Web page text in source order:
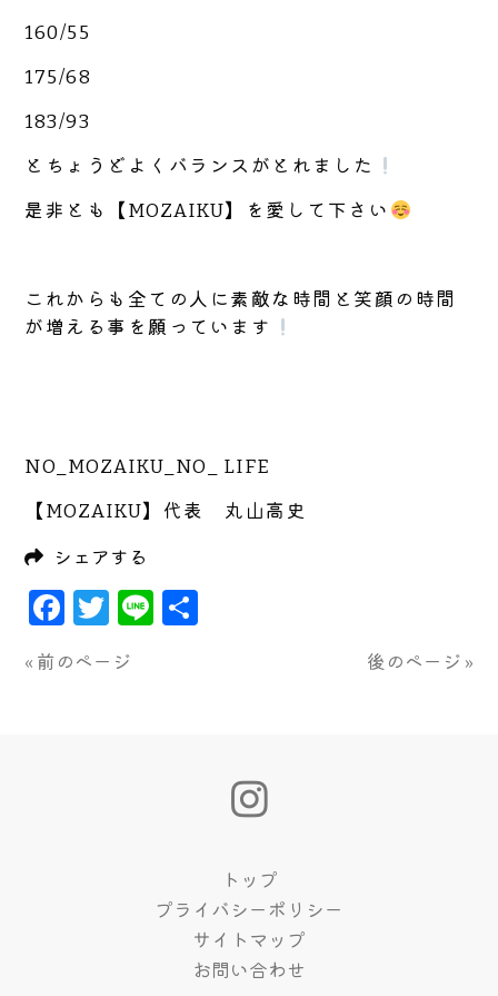
160/55
175/68
183/93
とちょうどよくバランスがとれました
是非とも【MOZAIKU】を愛して下さい
これからも全ての人に素敵な時間と笑顔の時間
が増える事を願っています
NO_MOZAIKU_NO_ LIFE
【MOZAIKU】代表 丸山高史
シェアする
Facebook
Twitter
Line
« 前のページ 後のページ »
トップ
プライバシーポリシー
サイトマップ
お問い合わせ